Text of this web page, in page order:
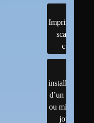
Imprimantes,
scanner,
cups
installation
d’un linux
ou mises à
jour